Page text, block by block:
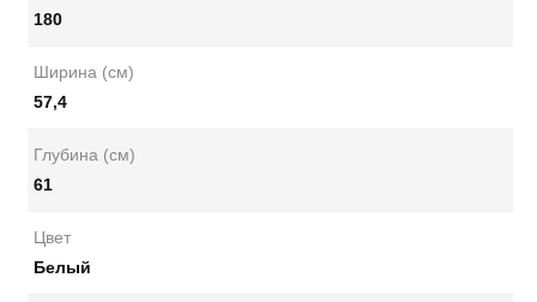
180
Ширина (см)
57,4
Глубина (см)
61
Цвет
Белый